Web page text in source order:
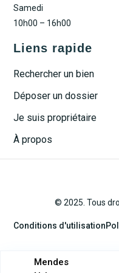
Samedi
10h00 – 16h00
Liens rapide
Rechercher un bien
Déposer un dossier
Je suis propriétaire
À propos
© 2025. Tous
Conditions d'utilisation
Mendes